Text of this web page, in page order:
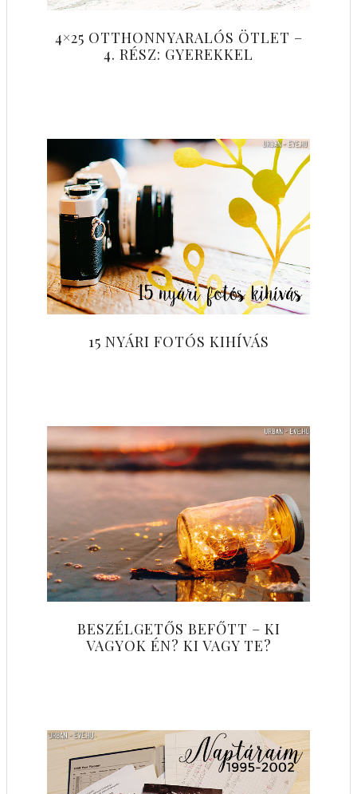
4×25 OTTHONNYARALÓS ÖTLET –
4. RÉSZ: GYEREKKEL
15 NYÁRI FOTÓS KIHÍVÁS
BESZÉLGETŐS BEFŐTT – KI
VAGYOK ÉN? KI VAGY TE?